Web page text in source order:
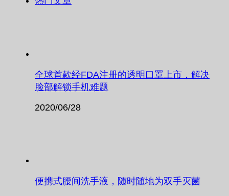
全球首款经FDA注册的透明口罩上市，解决
脸部解锁手机难题
2020/06/28
便携式腰间洗手液，随时随地为双手灭菌